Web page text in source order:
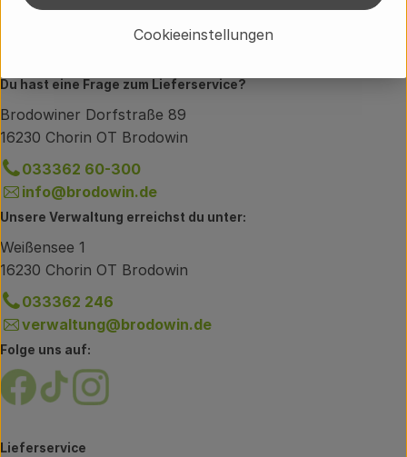
Du hast eine Frage zum Lieferservice?
Brodowiner Dorfstraße 89
16230 Chorin OT Brodowin
033362 60-300
info@brodowin.de
Unsere Verwaltung erreichst du unter:
Weißensee 1
16230 Chorin OT Brodowin
033362 246
verwaltung@brodowin.de
Folge uns auf:
Externer Link zu https://www.facebook.com/
Externer Link zu https://www.tiktok.com/
Externer Link zu https://
Lieferservice
Cookieeinstellungen